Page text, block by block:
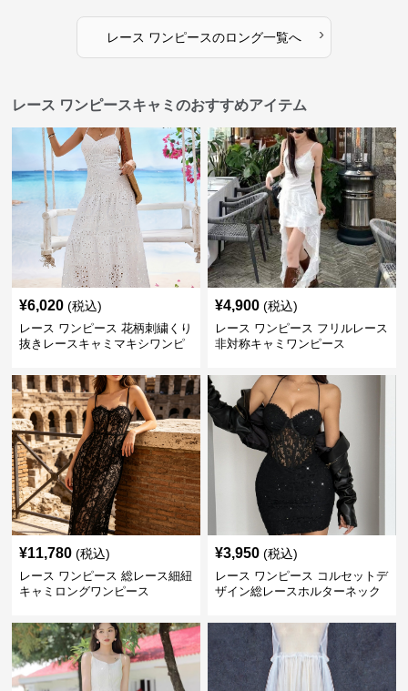
レース ワンピースのロング一覧へ ›
レース ワンピースキャミのおすすめアイテム
¥6,020 (税込)
レース ワンピース 花柄刺繍くり
抜きレースキャミマキシワンピ
¥4,900 (税込)
レース ワンピース フリルレース
非対称キャミワンピース
¥11,780 (税込)
レース ワンピース 総レース細紐
キャミロングワンピース
¥3,950 (税込)
レース ワンピース コルセットデ
ザイン総レースホルターネック